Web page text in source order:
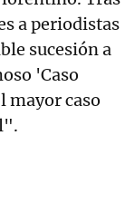
a periodistas
sucesión a
'Caso
mayor caso